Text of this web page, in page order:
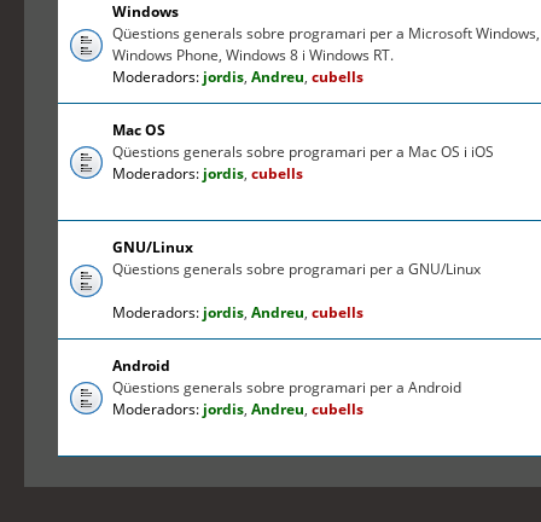
Windows
Qüestions generals sobre programari per a Microsoft Windows,
Windows Phone, Windows 8 i Windows RT.
Moderadors: jordis,Andreu,cubells
Mac OS
Qüestions generals sobre programari per a Mac OS i iOS
Moderadors: jordis,cubells
GNU/Linux
Qüestions generals sobre programari per a GNU/Linux
Moderadors: jordis,Andreu,cubells
Android
Qüestions generals sobre programari per a Android
Moderadors: jordis,Andreu,cubells